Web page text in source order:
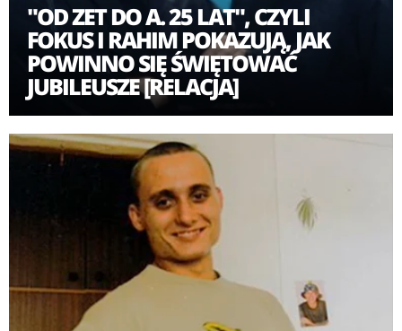
"OD ZET DO A. 25 LAT", CZYLI
FOKUS I RAHIM POKAZUJĄ, JAK
POWINNO SIĘ ŚWIĘTOWAĆ
JUBILEUSZE [RELACJA]